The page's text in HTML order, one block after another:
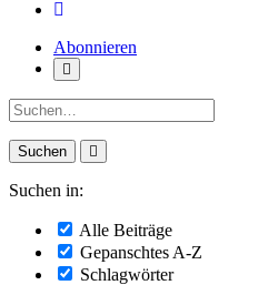
Abonnieren
Suche:
Suchen in:
Alle Beiträge
Gepanschtes A-Z
Schlagwörter